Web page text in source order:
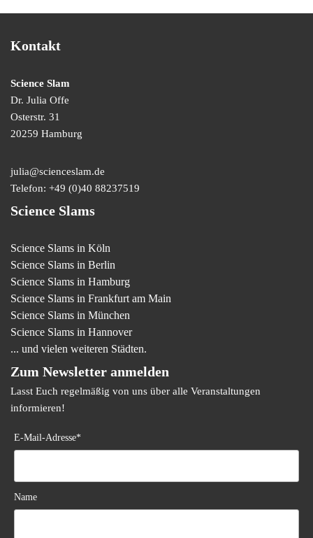
Kontakt
Science Slam
Dr. Julia Offe
Osterstr. 31
20259 Hamburg
julia@scienceslam.de
Telefon: +49 (0)40 88237519
Science Slams
Science Slams in Köln
Science Slams in Berlin
Science Slams in Hamburg
Science Slams in Frankfurt am Main
Science Slams in München
Science Slams in Hannover
... und vielen weiteren Städten.
Zum Newsletter anmelden
Lasst Euch regelmäßig von uns über alle Veranstaltungen
informieren!
E-Mail-Adresse*
Name